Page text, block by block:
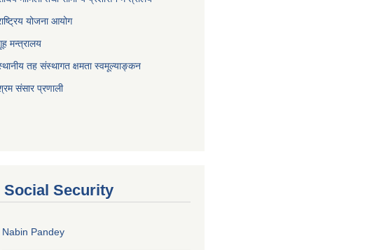
योजना आयोग
मन्त्रालय
तह संस्थागत क्षमता स्वमूल्याङ्कन
संसार प्रणाली
Social Security
Nabin Pandey